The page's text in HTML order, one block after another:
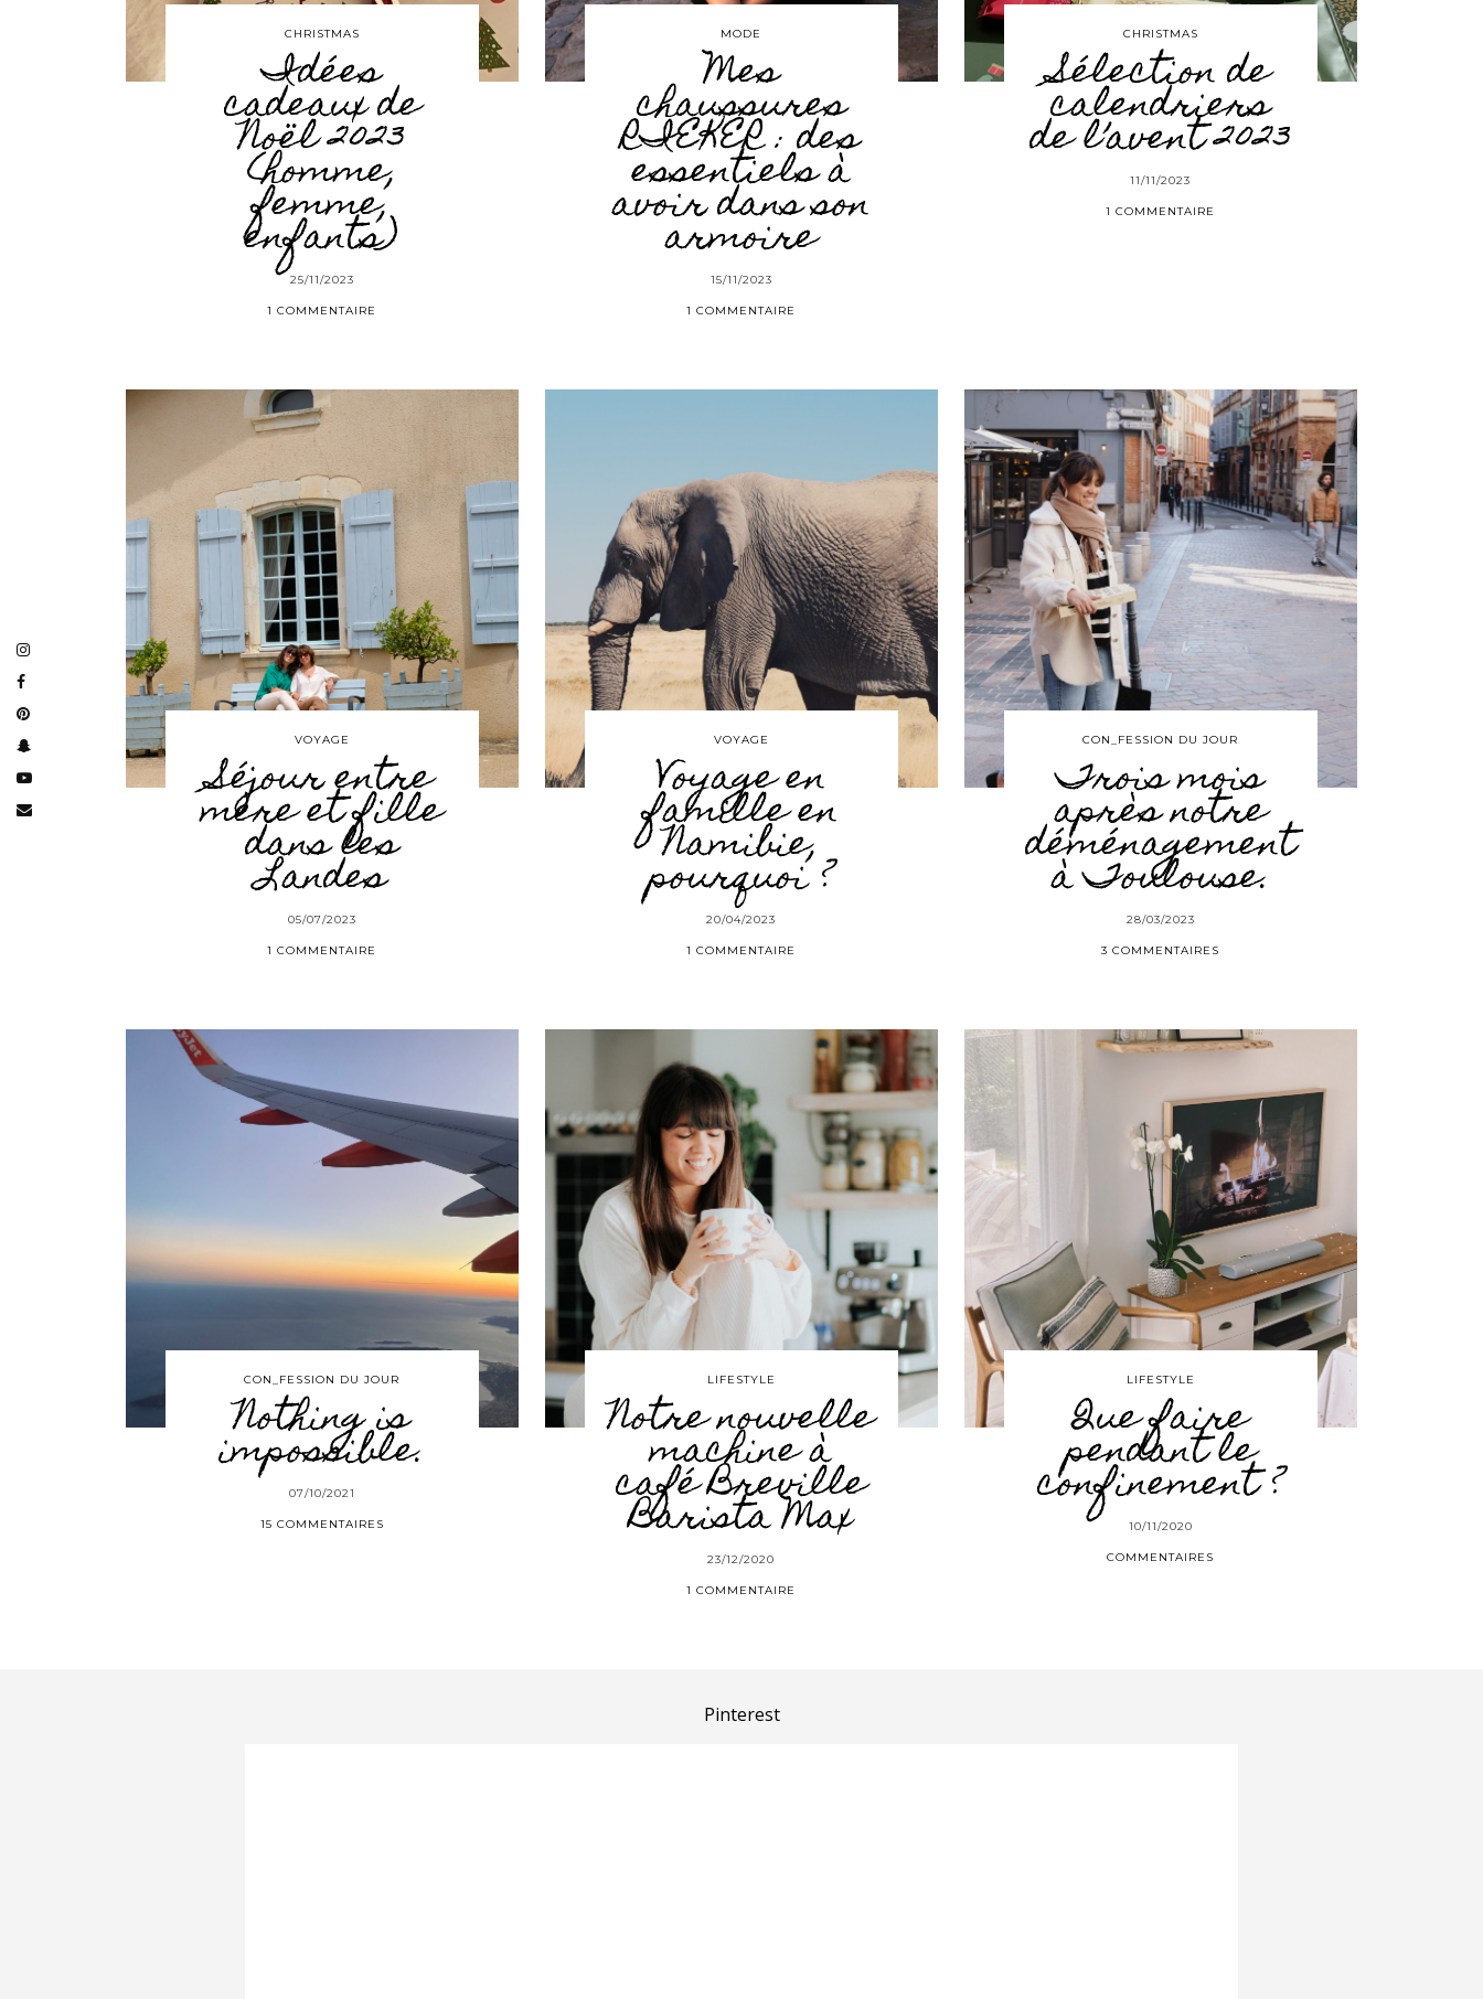
CHRISTMAS
Idées
cadeaux de
Noël 2023
(homme,
femme,
enfants)
25/11/2023
1 COMMENTAIRE
MODE
Mes
chaussures
RIEKER : des
essentiels à
avoir dans son
armoire
15/11/2023
1 COMMENTAIRE
CHRISTMAS
Sélection de
calendriers
de l’avent 2023
11/11/2023
1 COMMENTAIRE
VOYAGE
Séjour entre
mère et fille
dans les
Landes
05/07/2023
1 COMMENTAIRE
VOYAGE
Voyage en
famille en
Namibie,
pourquoi ?
20/04/2023
1 COMMENTAIRE
CON_FESSION DU JOUR
Trois mois
après notre
déménagement
à Toulouse.
28/03/2023
3 COMMENTAIRES
CON_FESSION DU JOUR
Nothing is
impossible.
07/10/2021
15 COMMENTAIRES
LIFESTYLE
Notre nouvelle
machine à
café Breville
Barista Max
23/12/2020
1 COMMENTAIRE
LIFESTYLE
Que faire
pendant le
confinement ?
10/11/2020
COMMENTAIRES
Pinterest